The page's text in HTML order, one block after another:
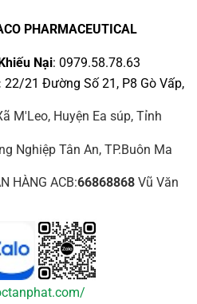
PHARMACEUTICAL
Nại: 0979.58.78.63
22/21 Đường Số 21, P8 Gò Vấp,
M'Leo, Huyện Ea súp, Tỉnh
Nghiệp Tân An, TP.Buôn Ma
HÀNG ACB:66868868Vũ Văn